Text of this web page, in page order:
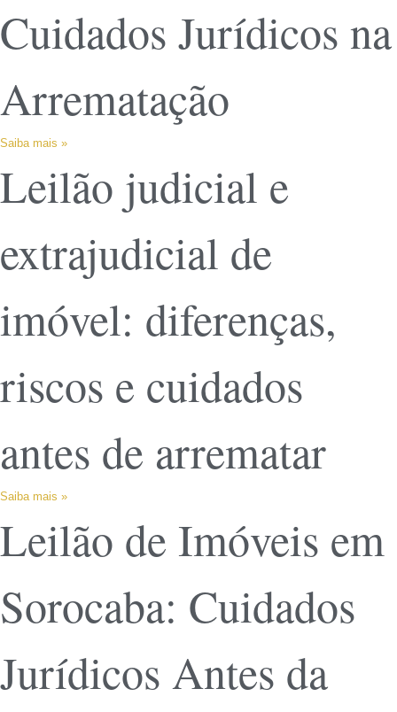
Cuidados Jurídicos na
Arrematação
Saiba mais »
Leilão judicial e
extrajudicial de
imóvel: diferenças,
riscos e cuidados
antes de arrematar
Saiba mais »
Leilão de Imóveis em
Sorocaba: Cuidados
Jurídicos Antes da